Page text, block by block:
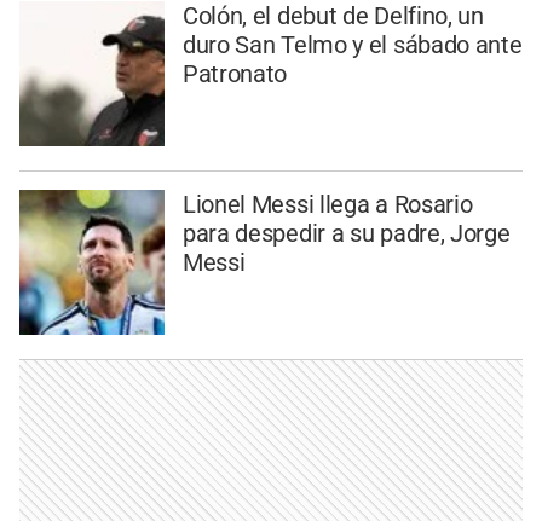
Colón, el debut de Delfino, un
duro San Telmo y el sábado ante
Patronato
Lionel Messi llega a Rosario
para despedir a su padre, Jorge
Messi